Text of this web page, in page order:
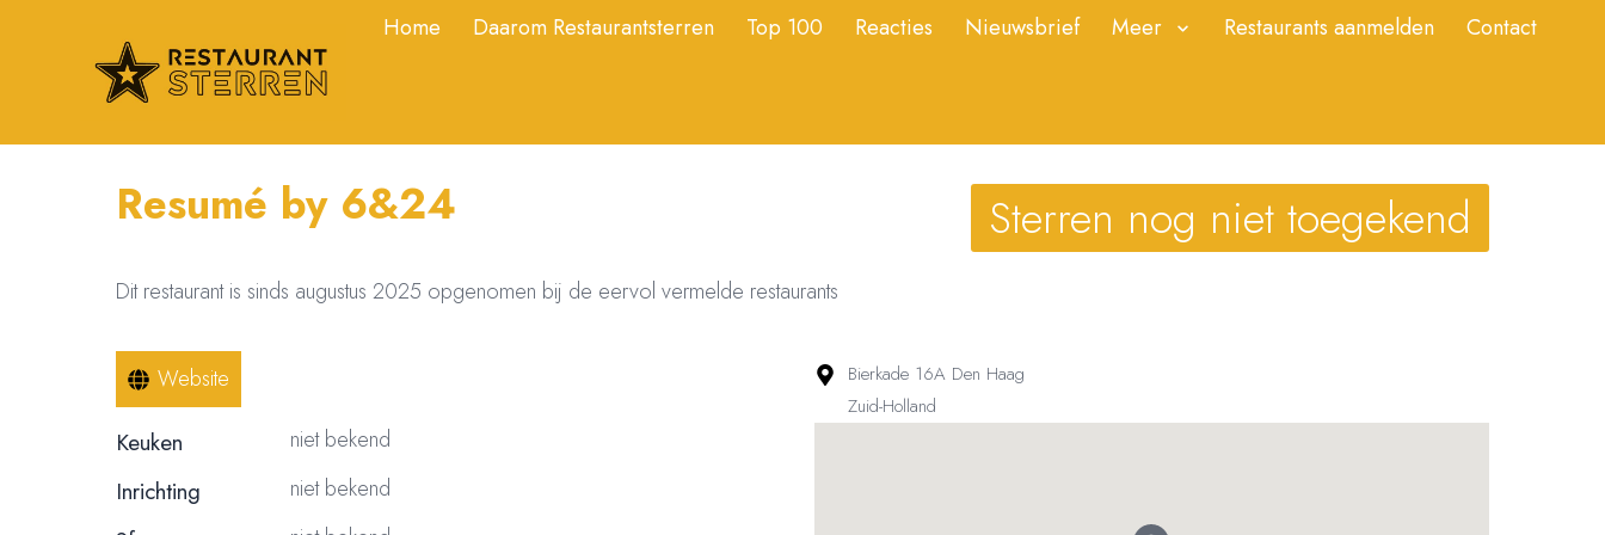
Home Daarom Restaurantsterren Top 100 Reacties Nieuwsbrief Meer Restaurants aanmelden Contact
Resumé by 6&24 Sterren nog niet toegekend
Dit restaurant is sinds augustus 2025 opgenomen bij de eervol vermelde restaurants
Website
Keuken niet bekend
Inrichting niet bekend
Bierkade 16A Den Haag
Zuid-Holland